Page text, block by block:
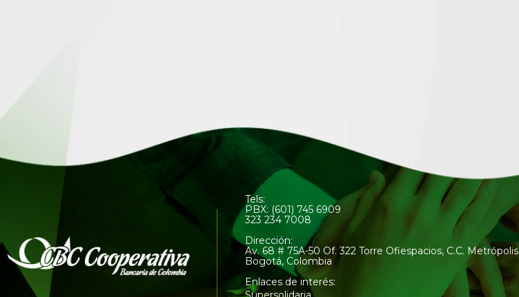
Tels:
PBX: (601) 745 6909
323 234 7008
Dirección:
Av. 68 # 75A-50 Of. 322 Torre Ofiespacios, C.C. Metrópolis
Bogotá, Colombia
Enlaces de interés: